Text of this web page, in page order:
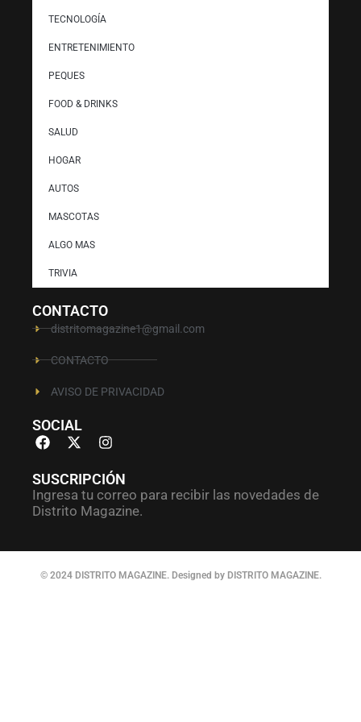
TECNOLOGÍA
ENTRETENIMIENTO
PEQUES
FOOD & DRINKS
SALUD
HOGAR
AUTOS
MASCOTAS
ALGO MAS
TRIVIA
CONTACTO
distritomagazine1@gmail.com
CONTACTO
AVISO DE PRIVACIDAD
SOCIAL
SUSCRIPCIÓN
Ingresa tu correo para recibir las novedades de
Distrito Magazine.
© 2024 DISTRITO MAGAZINE. Designed by DISTRITO MAGAZINE.